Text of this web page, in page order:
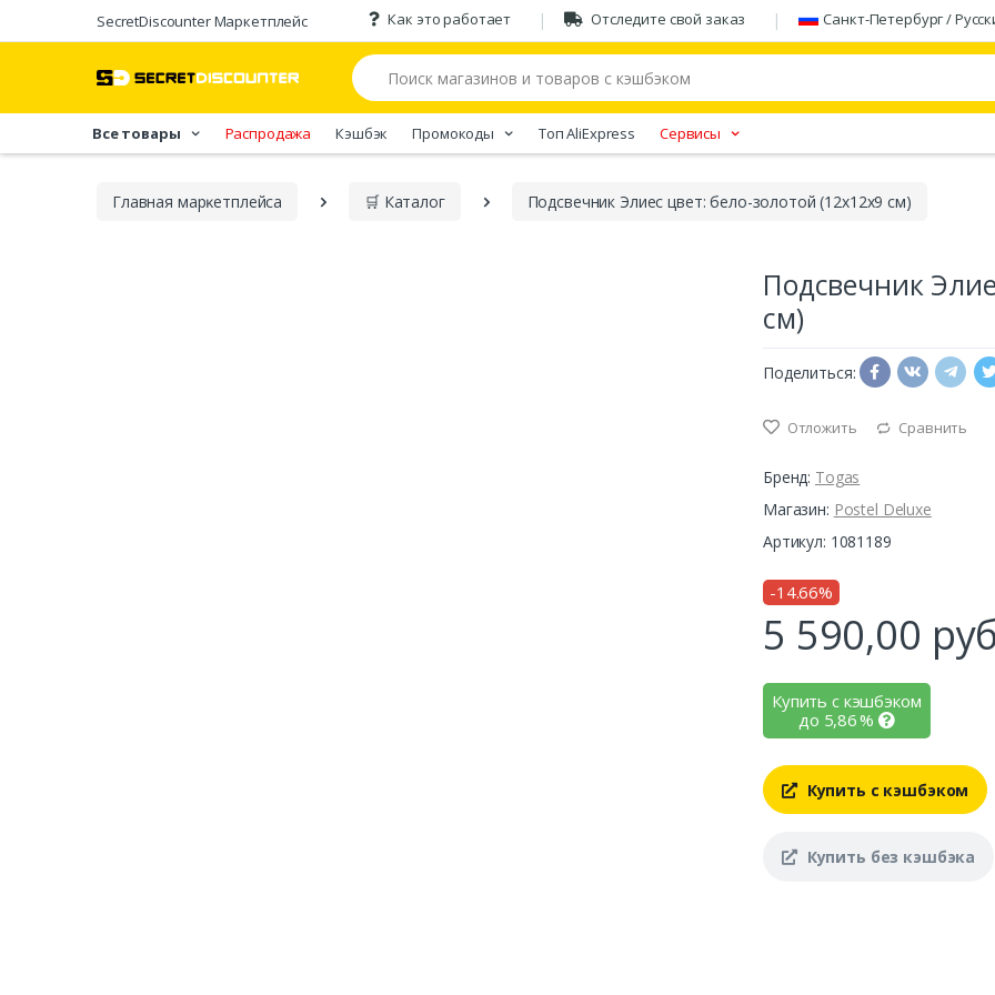
SecretDiscounter Маркетплейс Как это работает Отследите свой заказ Санкт-Петербург /
Все товары Распродажа Кэшбэк Промокоды Tоп AliExpress Сервисы
Главная марĸетплейса 🛒 Каталог Подсвечник Элиес цвет: бело-золотой (12х12х9 см)
Подсвечник
см)
Поделиться:
Отложить Сравнить
Бренд: Togas
Магазин: Postel Deluxe
Артикул: 1081189
-14.66%
5 590,00
Купить с кэшбэком
до 5,86%
Купить с кэшбэком
Купить без кэшбэка